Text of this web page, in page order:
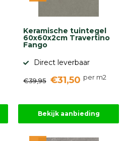
Keramische tuintegel
60x60x2cm Travertino
Fango
Direct leverbaar
€39,95 €31,50 per m2
Bekijk aanbieding